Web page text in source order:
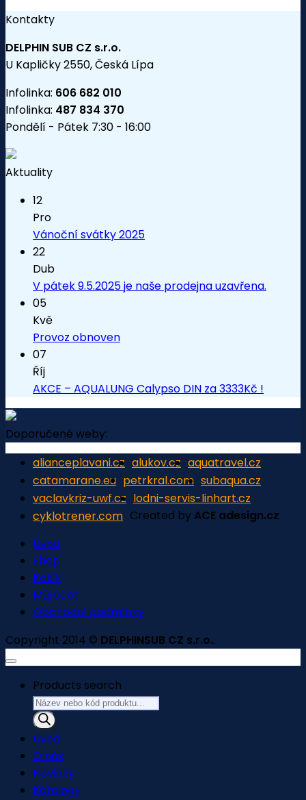
Kontakty
DELPHIN SUB CZ s.r.o.
U Kapličky 2550, Česká Lípa
Infolinka: 606 682 010
Infolinka: 487 834 370
Pondělí - Pátek 7:30 - 16:00
Aktuality
12
Pro
Vánoční svátky 2025
22
Dub
V pátek 9.5.2025 je naše prodejna uzavřena.
05
Kvě
Provoz obnoven
07
Říj
AKCE – AQUALUNG Calypso DIN za 3333Kč !
Doporučené weby:
alianceplavani.cz alukov.cz aquatravel.cz
catamarane.eu petrkral.com subaqua.cz
vaclavkriz-uwf.cz lodni-servis-linhart.cz
cyklotrener.com Created byACE adesign.cz
Úvod
Shop
Košík
Můj účet
Obchodní podmínky
Copyright 2014 © DELPHINSUB CZ s.r.o..
Products search
Úvod
O nás
Novinky
Katalogy